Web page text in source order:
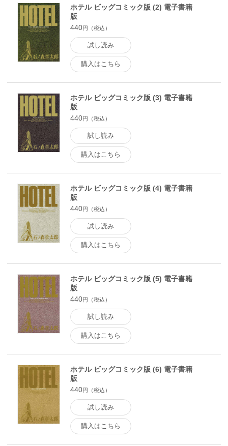
ホテル ビッグコミック版 (2) 電子書籍
版
440円（税込）
試し読み
購入はこちら
ホテル ビッグコミック版 (3) 電子書籍
版
440円（税込）
試し読み
購入はこちら
ホテル ビッグコミック版 (4) 電子書籍
版
440円（税込）
試し読み
購入はこちら
ホテル ビッグコミック版 (5) 電子書籍
版
440円（税込）
試し読み
購入はこちら
ホテル ビッグコミック版 (6) 電子書籍
版
440円（税込）
試し読み
購入はこちら